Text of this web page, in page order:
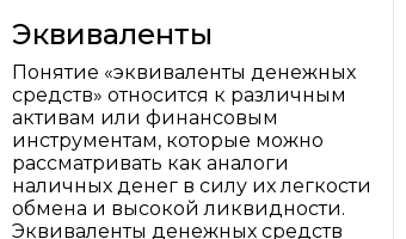
Эквиваленты
Понятие «эквиваленты денежных
средств» относится к различным
активам или финансовым
инструментам, которые можно
рассматривать как аналоги
наличных денег в силу их легкости
обмена и высокой ликвидности.
Эквиваленты денежных средств